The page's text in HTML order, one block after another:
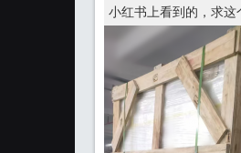
小红书上看到的，求这